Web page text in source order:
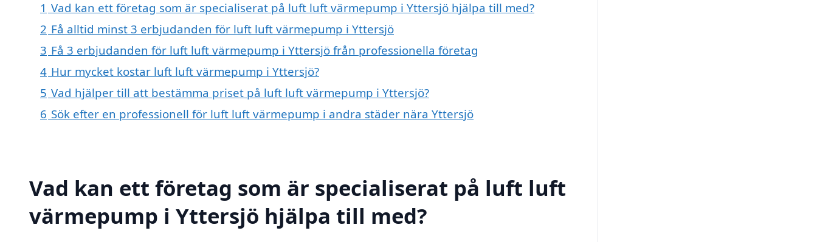
1 Vad kan ett företag som är specialiserat på luft luft värmepump i Yttersjö hjälpa till med?
2 Få alltid minst 3 erbjudanden för luft luft värmepump i Yttersjö
3 Få 3 erbjudanden för luft luft värmepump i Yttersjö från professionella företag
4 Hur mycket kostar luft luft värmepump i Yttersjö?
5 Vad hjälper till att bestämma priset på luft luft värmepump i Yttersjö?
6 Sök efter en professionell för luft luft värmepump i andra städer nära Yttersjö
Vad kan ett företag som är specialiserat på luft luft
värmepump i Yttersjö hjälpa till med?